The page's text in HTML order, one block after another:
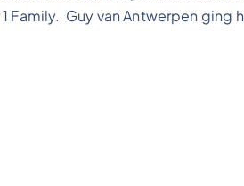
Family. Guy van Antwerpen ging